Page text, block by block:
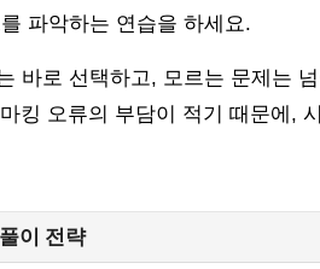
파악하는 연습을 하세요.
바로 선택하고, 모르는 문제는
킹 오류의 부담이 적기 때문에,
풀이 전략